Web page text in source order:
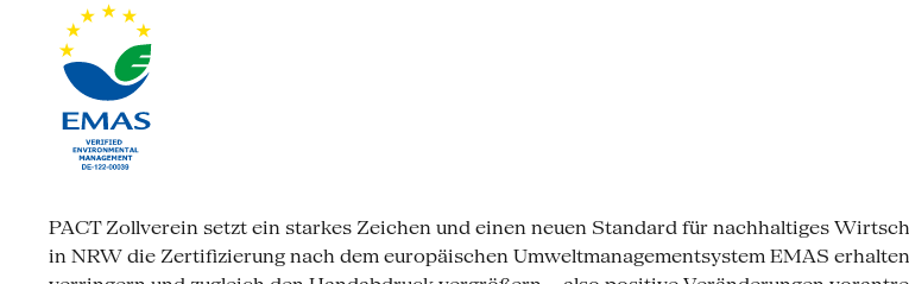
PACT Zollverein setzt ein starkes Zeichen und einen neuen Standard für nachhaltiges
in NRW die Zertifizierung nach dem europäischen Umweltmanagementsystem EMAS